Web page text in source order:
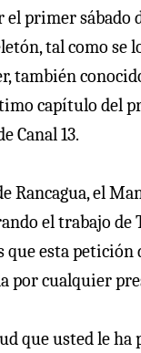
el primer sábado
tal como se
también
capítulo del
Canal 13.
Rancagua, el
el trabajo de
que esta petición
por cualquier
que usted le ha